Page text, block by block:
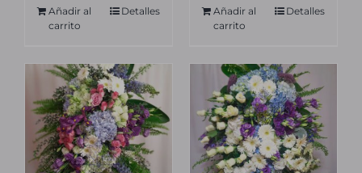
Añadir al
carrito
Detalles
Añadir al
carrito
Detalles